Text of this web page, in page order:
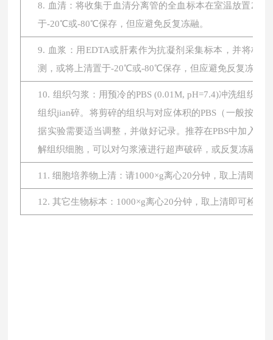
8. 血清：将收集于血清分离管的全血标本在室温放置2小
于-20℃或-80℃保存，但应避免反复冻融。
9. 血浆：用EDTA或肝素作为抗凝剂采集标本，并将标
测，或将上清置于-20℃或-80℃保存，但应避免反复冻融。
10. 组织匀浆：用预冷的PBS (0.01M, pH=7.4)冲洗组织
组织jian碎。将剪碎的组织与对应体积的PBS（一般按
据实验需要适当调整，并做好记录。推荐在PBS中加入
解组织细胞，可以对匀浆液进行超声破碎，或反复冻融。
11. 细胞培养物上清：请1000×g离心20分钟，取上清即
12. 其它生物标本：1000×g离心20分钟，取上清即可检测